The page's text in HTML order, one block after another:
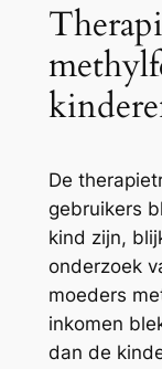
De
gebruikers
kind zijn,
onderzoek
moeders
inkomen
dan de